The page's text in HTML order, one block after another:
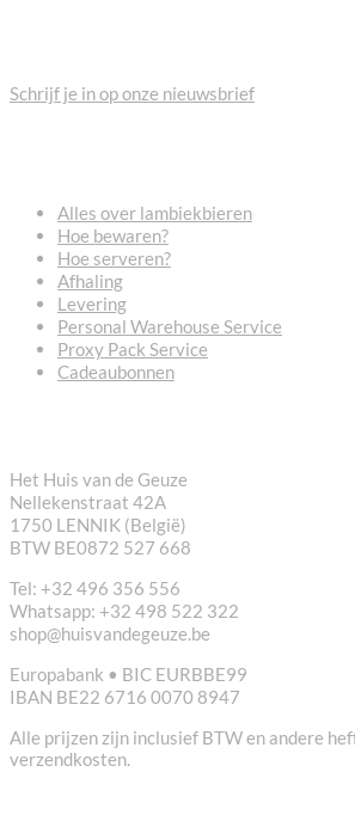
Schrijf je in op onze nieuwsbrief
Alles over lambiekbieren
Hoe bewaren?
Hoe serveren?
Afhaling
Levering
Personal Warehouse Service
Proxy Pack Service
Cadeaubonnen
Het Huis van de Geuze
Nellekenstraat 42A
1750 LENNIK (België)
BTW BE0872 527 668
Tel: +32 496 356 556
Whatsapp: +32 498 522 322
shop@huisvandegeuze.be
Europabank • BIC EURBBE99
IBAN BE22 6716 0070 8947
Alle prijzen zijn inclusief BTW en andere
verzendkosten.